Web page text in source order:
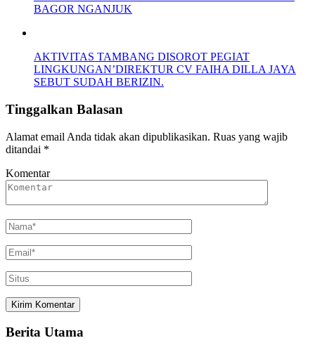
BAGOR NGANJUK
AKTIVITAS TAMBANG DISOROT PEGIAT
LINGKUNGAN’DIREKTUR CV FAIHA DILLA JAYA
SEBUT SUDAH BERIZIN.
Tinggalkan Balasan
Alamat email Anda tidak akan dipublikasikan. Ruas yang wajib
ditandai *
Komentar
Berita Utama